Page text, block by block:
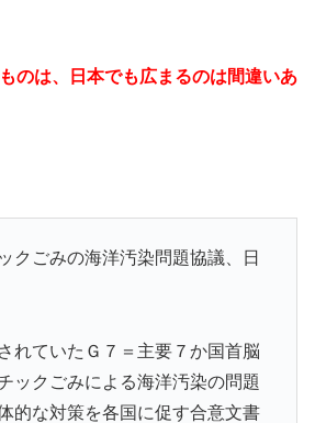
のは、日本でも広まるのは間違いあ
クごみの海洋汚染問題協議、日
れていたＧ７＝主要７か国首脳
ックごみによる海洋汚染の問題
的な対策を各国に促す合意文書